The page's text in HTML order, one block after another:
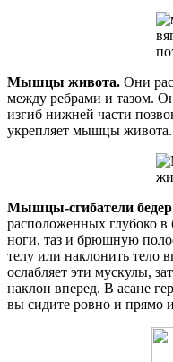
Мышцы живота. Они
между ребрами и тазом.
изгиб нижней части
укрепляет мышцы живота.
Мышцы-сгибатели
расположенных глубоко
ноги, таз и брюшную
телу или наклонить тело
ослабляет эти мускулы,
наклон вперед. В асане
вы сидите ровно и прямо